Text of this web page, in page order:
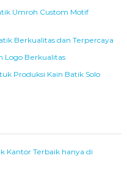
Umroh Custom Motif
Berkualitas dan Terpercaya
Logo Berkualitas
Produksi Kain Batik Solo
Kantor Terbaik hanya di